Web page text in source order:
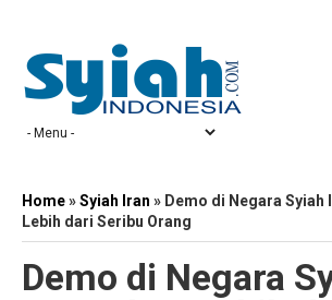
Home»Syiah Iran » Demo di Negara Syiah
Lebih dari Seribu Orang
Demo di Negara